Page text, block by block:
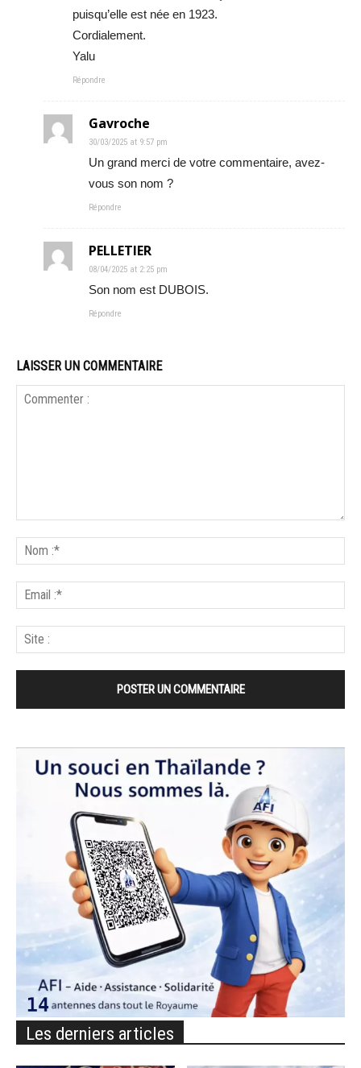
puisqu’elle est née en 1923.
Cordialement.
Yalu
Répondre
Gavroche
30/03/2025 at 9:57 pm
Un grand merci de votre commentaire, avez-
vous son nom ?
Répondre
PELLETIER
08/04/2025 at 2:25 pm
Son nom est DUBOIS.
Répondre
LAISSER UN COMMENTAIRE
Les derniers articles